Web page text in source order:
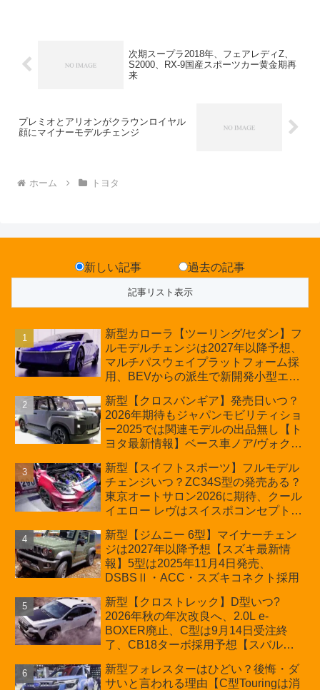
次期スープラ2018年、フェアレディZ、
S2000、RX-9国産スポーツカー黄金期再
来
プレミオとアリオンがクラウンロイヤル
顔にマイナーモデルチェンジ
ホーム トヨタ
新しい記事 過去の記事
新型カローラ【ツーリング/セダン】フ
ルモデルチェンジは2027年以降予想、
マルチパスウェイプラットフォーム採
用、BEVからの派生で新開発小型エン
の採用は無しか【トヨタ最新情報】60
周年記念車発売
新型【クロスバンギア】発売日いつ？
2026年期待もジャパンモビリティショ
ー2025では関連モデルの出品無し【ト
ヨタ最新情報】ベース車ノア/ヴォクシ
ほか「コア」と「ツール」、デリカ
D:5対抗のクロスオーバーSUVミニバ
ン
新型【スイフトスポーツ】フルモデル
チェンジいつ？ZC34S型の発売ある？
東京オートサロン2026に期待、クール
イエロー レヴはスイスポコンセプト
プが争点【スズキ最新情報】特別仕様
車「ZC33S Final Edition」終了
新型【ジムニー 6型】マイナーチェン
ジは2027年以降予想【スズキ最新情
報】5型は2025年11月4日発売、
DSBSⅡ・ACC・スズキコネクト採用
新型【クロストレック】D型いつ?
2026年秋の年次改良へ、2.0L e-
BOXER廃止、C型は9月14日受注終
了、CB18ターボ採用予想【スバル最
新型フォレスターはひどい？後悔・ダ
サいと言われる理由【C型Touringは消